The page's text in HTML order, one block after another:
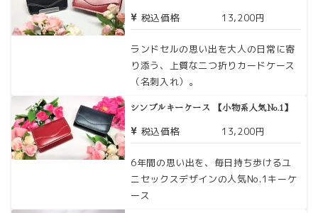
税込価格 13,200円
ランドセルの思い出を大人の日常に寄
り添う、上質な二つ折りカードケース
（名刺入れ）。
シンプルキーケース 【小物系人気No.1】
税込価格 13,200円
6年間の思い出を、毎日持ち歩けるユ
ニセックスデザインの人気No.1キーケ
ース